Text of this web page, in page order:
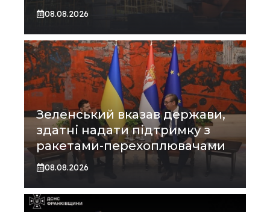
08.08.2026
Зеленський вказав держави,
здатні надати підтримку з
ракетами-перехоплювачами
08.08.2026